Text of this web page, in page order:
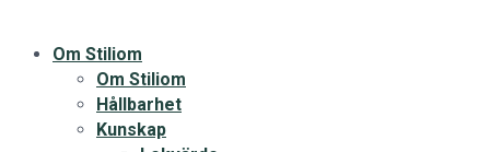
Om Stiliom
Om Stiliom
Hållbarhet
Kunskap